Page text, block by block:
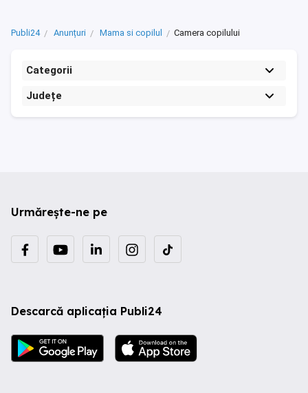
Publi24 Anunțuri Mama si copilul Camera copilului
Categorii
Județe
Urmărește-ne pe
Descarcă aplicația Publi24